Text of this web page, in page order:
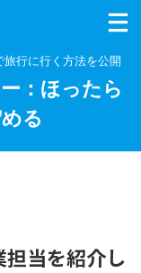
行に行く方法を公開
：ほったら
る
担当を紹介し